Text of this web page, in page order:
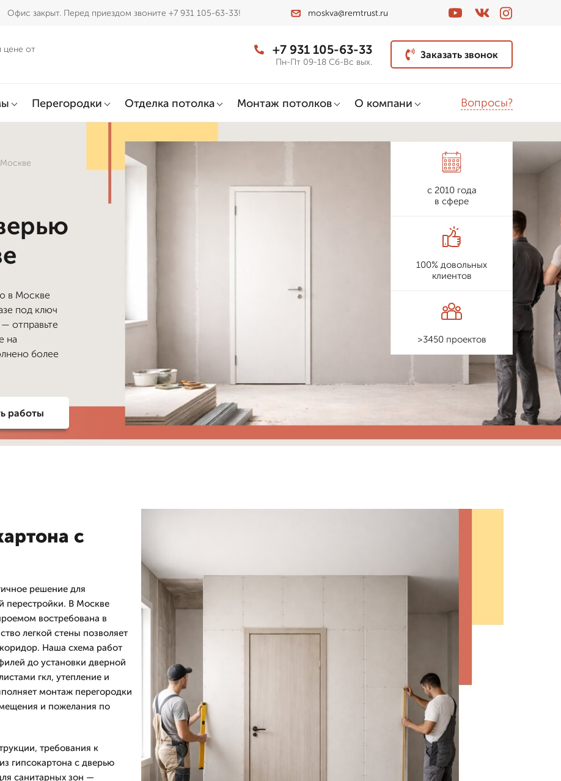
Офис закрыт. Перед приездом звоните +7 931 105-63-33! moskva@remtrust.ru
цене от
+7 931 105-63-33
Пн-Пт 09-18 Сб-Вс вых.
Заказать звонок
Перегородки Отделка потолка Монтаж потолков О компани Вопросы?
в Москве
под ключ
отправьте
на
более
работы
с 2010 года
в сфере
100% довольных
клиентов
>3450 проектов
с
решение для
перестройки. В Москве
востребована в
легкой стены позволяет
Наша схема работ
до установки дверной
гкл, утепление и
монтаж перегородки
и пожелания по
требования к
гипсокартона с дверью
санитарных зон —